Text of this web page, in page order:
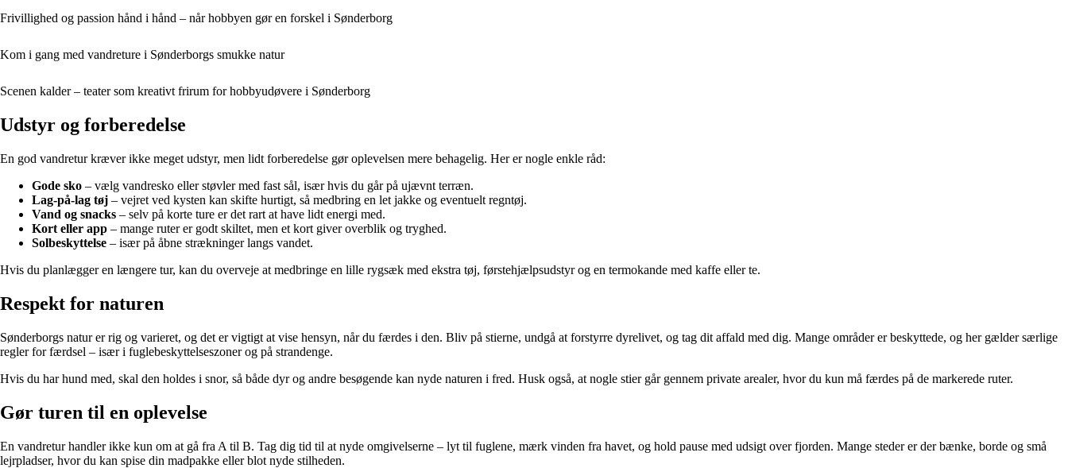
Frivillighed og passion hånd i hånd – når hobbyen gør en forskel i Sønderborg
Kom i gang med vandreture i Sønderborgs smukke natur
Scenen kalder – teater som kreativt frirum for hobbyudøvere i Sønderborg
Udstyr og forberedelse
En god vandretur kræver ikke meget udstyr, men lidt forberedelse gør oplevelsen mere behagelig. Her er nogle enkle råd:
Gode sko – vælg vandresko eller støvler med fast sål, især hvis du går på ujævnt terræn.
Lag-på-lag tøj – vejret ved kysten kan skifte hurtigt, så medbring en let jakke og eventuelt regntøj.
Vand og snacks – selv på korte ture er det rart at have lidt energi med.
Kort eller app – mange ruter er godt skiltet, men et kort giver overblik og tryghed.
Solbeskyttelse – især på åbne strækninger langs vandet.
Hvis du planlægger en længere tur, kan du overveje at medbringe en lille rygsæk med ekstra tøj, førstehjælpsudstyr og en termokande med kaffe eller te.
Respekt for naturen
Sønderborgs natur er rig og varieret, og det er vigtigt at vise hensyn, når du færdes i den. Bliv på stierne, undgå at forstyrre dyrelivet, og tag dit affald med dig. Mange områder er beskyttede, og her gælder særlige
regler for færdsel – især i fuglebeskyttelseszoner og på strandenge.
Hvis du har hund med, skal den holdes i snor, så både dyr og andre besøgende kan nyde naturen i fred. Husk også, at nogle stier går gennem private arealer, hvor du kun må færdes på de markerede ruter.
Gør turen til en oplevelse
En vandretur handler ikke kun om at gå fra A til B. Tag dig tid til at nyde omgivelserne – lyt til fuglene, mærk vinden fra havet, og hold pause med udsigt over fjorden. Mange steder er der bænke, borde og små
lejrpladser, hvor du kan spise din madpakke eller blot nyde stilheden.